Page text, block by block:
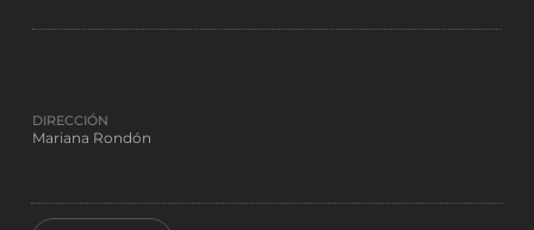
DIRECCIÓN
Mariana Rondón